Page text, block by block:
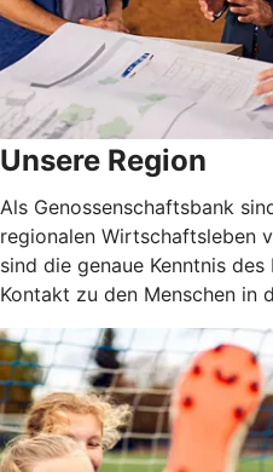
Unsere Region
Als Genossenschaftsbank
regionalen Wirtschaftsleben
sind die genaue Kenntnis
Kontakt zu den Menschen in